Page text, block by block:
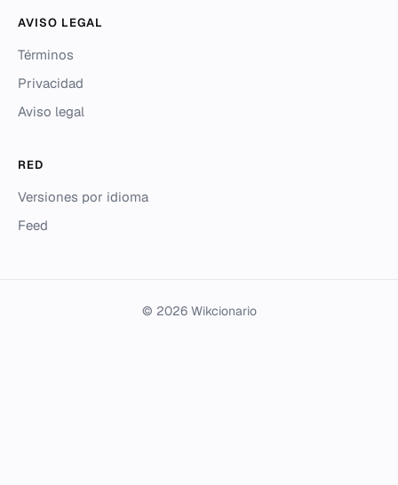
AVISO LEGAL
Términos
Privacidad
Aviso legal
RED
Versiones por idioma
Feed
© 2026 Wikcionario